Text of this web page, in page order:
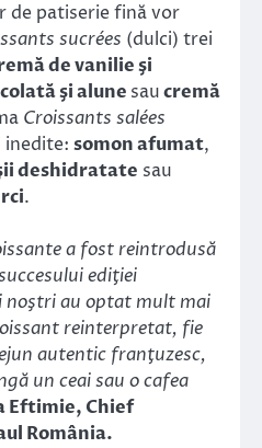
de patiserie fină vor
sucrées (dulci) trei
de vanilie şi
şi alune saucremă
Croissants salées
somon afumat,
deshidratate sau
.
a fost reintrodusă
ediţiei
noştri au optat mult mai
reinterpretat, fie
autentic franţuzesc,
un ceai sau o cafea
Eftimie, Chief
România.